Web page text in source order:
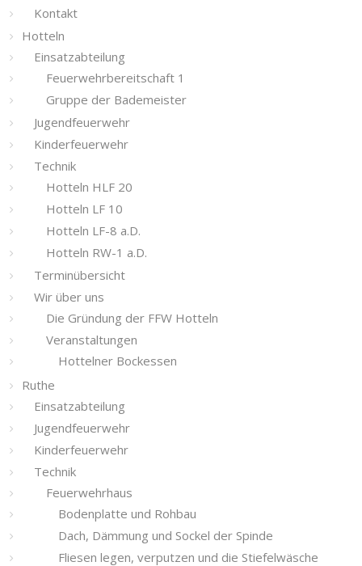
Kontakt
Hotteln
Einsatzabteilung
Feuerwehrbereitschaft 1
Gruppe der Bademeister
Jugendfeuerwehr
Kinderfeuerwehr
Technik
Hotteln HLF 20
Hotteln LF 10
Hotteln LF-8 a.D.
Hotteln RW-1 a.D.
Terminübersicht
Wir über uns
Die Gründung der FFW Hotteln
Veranstaltungen
Hottelner Bockessen
Ruthe
Einsatzabteilung
Jugendfeuerwehr
Kinderfeuerwehr
Technik
Feuerwehrhaus
Bodenplatte und Rohbau
Dach, Dämmung und Sockel der Spinde
Fliesen legen, verputzen und die Stiefelwäsche